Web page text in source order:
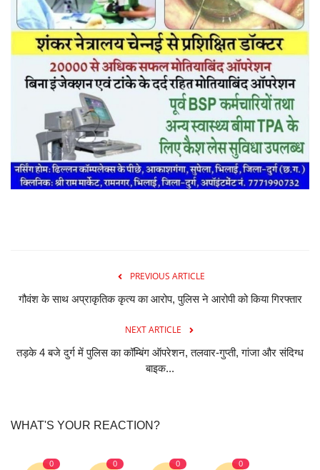
PREVIOUS ARTICLE
गौवंश के साथ अप्राकृतिक कृत्य का आरोप, पुलिस ने आरोपी को किया गिरफ्तार
NEXT ARTICLE
तड़के 4 बजे दुर्ग में पुलिस का कॉम्बिंग ऑपरेशन, तलवार-गुप्ती, गांजा और संदिग्ध
बाइक...
WHAT'S YOUR REACTION?
0 0 0 0